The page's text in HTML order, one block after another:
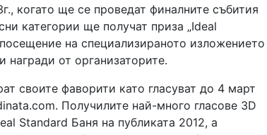
когато ще се проведат финалните събития
категории ще получат приза „Ideal
на специализираното изложението
награди от организаторите.
своите фаворити като гласуват до 4 март
Получилите най-много гласове 3D
Standard Баня на публиката 2012, а